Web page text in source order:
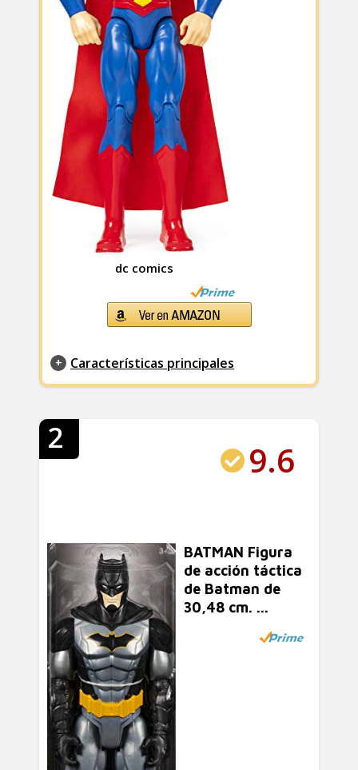
dc comics
Características principales
2
9.6
BATMAN Figura
de acción táctica
de Batman de
30,48 cm. ...